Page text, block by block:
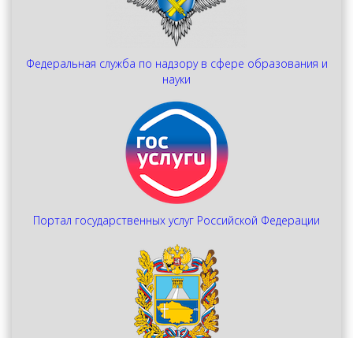
Федеральная служба по надзору в сфере образования и
науки
Портал государственных услуг Российской Федерации